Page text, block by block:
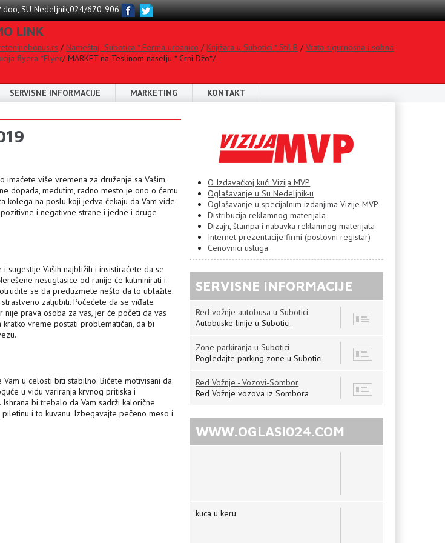
doo, SU Nedeljnik,024/670-906
LINK
/Nameštaj- Subotica * Forma urbanico /Knjižara u Subotici * Stil B /Vrata sigurnosna i sobna
flyera *Flyer/ MARKET na Teslinom naselju * Crni Džo*/
SERVISNE INFORMACIJE MARKETING KONTAKT
više vremena za druženje sa Vašim
dopada, međutim, radno mesto je ono o čemu
kolega na poslu koji jedva čekaju da Vam vide
i negativne strane i jedne i druge
Vaših najbližih i insistiraćete da se
nesuglasice od ranije će kulminirati i
se da preduzmete nešto da to ublažite.
zaljubiti. Počećete da se viđate
prava osoba za vas, jer će početi da vas
kratko vreme postati problematičan, da bi
u celosti biti stabilno. Bićete motivisani da
u vidu variranja krvnog pritiska i
bi trebalo da Vam sadrži kalorične
i to kuvanu. Izbegavajte pečeno meso i
O Izdavačkoj kući Vizija MVP
Oglašavanje u Su Nedeljnik-u
Oglašavanje u specijalnim izdanjima Vizije MVP
Distribucija reklamnog materijala
Dizajn, štampa i nabavka reklamnog materijala
Internet prezentacije firmi (poslovni registar)
Cenovnici usluga
SERVISNE INFORMACIJE
Red vožnje autobusa u Subotici
Autobuske linije u Subotici.
8
Zone parkiranja u Subotici
Pogledajte parking zone u Subotici
7
Red Vožnje - Vozovi-Sombor
Red Vožnje vozova iz Sombora
12
WWW.OGLASI024.COM
kuca u keru